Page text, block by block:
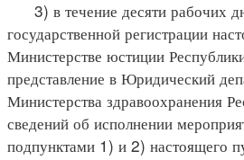
3) в течение десяти рабочих
государственной регистрации
Министерстве юстиции
представление в Юридический
Министерства здравоохранения
сведений об исполнении
подпунктами 1) и 2) настоящего